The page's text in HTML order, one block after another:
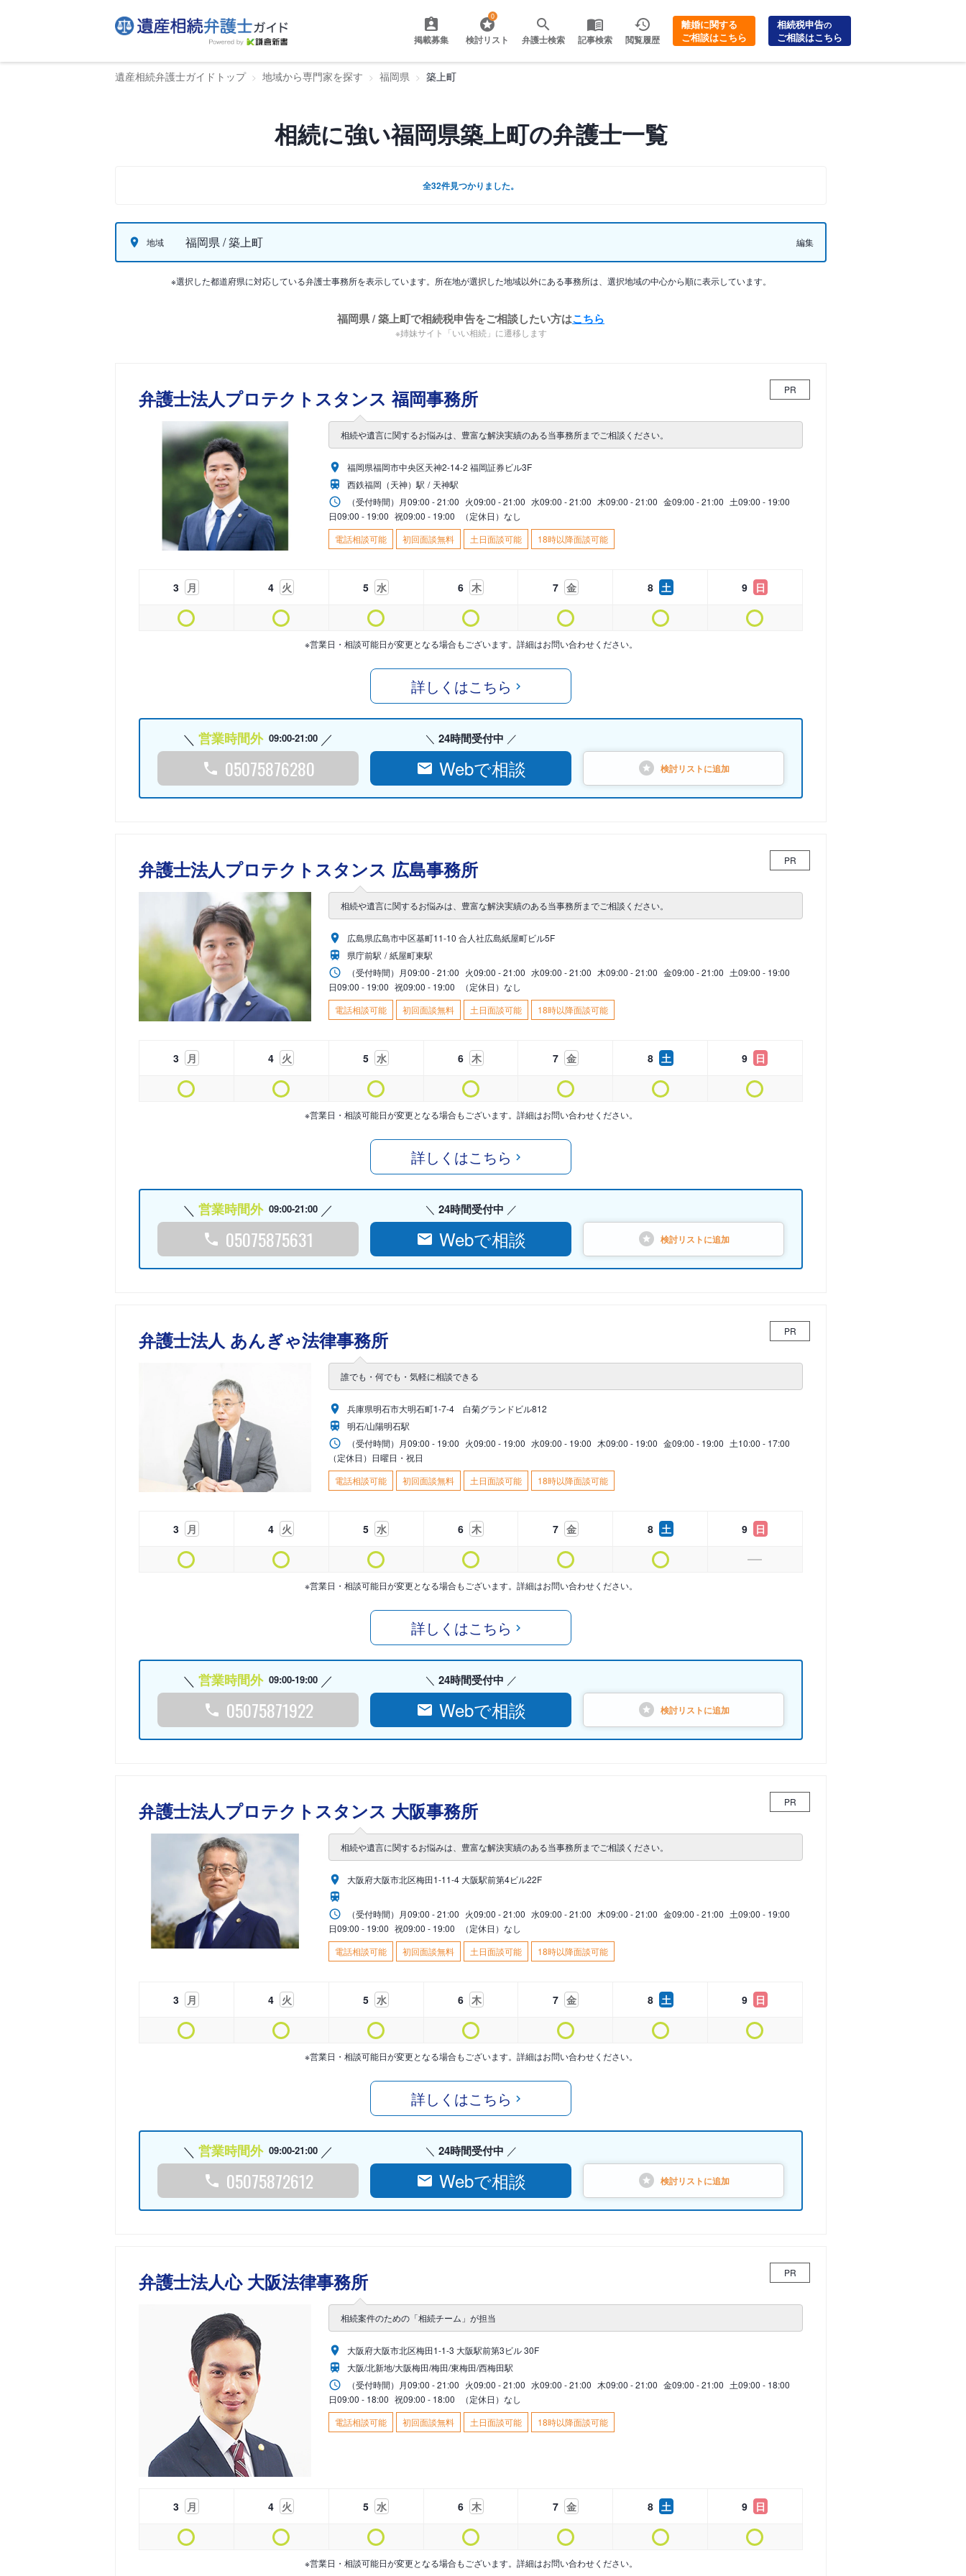
掲載募集
0
検討リスト 弁護士検索 記事検索 閲覧履歴
離婚に関する
ご相談はこちら
相続税申告の
ご相談はこちら
遺産相続弁護士ガイドトップ 地域から専門家を探す 福岡県 築上町
相続に強い福岡県築上町の弁護士一覧
全32件見つかりました。
地域 福岡県 / 築上町 編集
※選択した都道府県に対応している弁護士事務所を表示しています。所在地が選択した地域以外にある事務所は、選択地域の中心から順に表示しています。
福岡県 / 築上町で相続税申告をご相談したい方はこちら
※姉妹サイト「いい相続」に遷移します
弁護士法人プロテクトスタンス 福岡事務所 PR
相続や遺言に関するお悩みは、豊富な解決実績のある当事務所までご相談ください。
福岡県福岡市中央区天神2-14-2 福岡証券ビル3F
西鉄福岡（天神）駅
天神駅
（受付時間） 月09:00 - 21:00 火09:00 - 21:00 水09:00 - 21:00 木09:00 - 21:00 金09:00 - 21:00 土09:00 - 19:00
日09:00 - 19:00 祝09:00 - 19:00
（定休日）なし
電話相談可能
初回面談無料 土日面談可能 18時以降面談可能
3 月 4 火 5 水 6 木 7 金 8 土 9 日
※営業日・相談可能日が変更となる場合もございます。詳細はお問い合わせください。
詳しくはこちら
営業時間外 09:00-21:00
05075876280
24時間受付中
Webで相談 検討リストに追加
弁護士法人プロテクトスタンス 広島事務所 PR
相続や遺言に関するお悩みは、豊富な解決実績のある当事務所までご相談ください。
広島県広島市中区基町11-10 合人社広島紙屋町ビル5F
県庁前駅
紙屋町東駅
（受付時間） 月09:00 - 21:00 火09:00 - 21:00 水09:00 - 21:00 木09:00 - 21:00 金09:00 - 21:00 土09:00 - 19:00
日09:00 - 19:00 祝09:00 - 19:00
（定休日）なし
電話相談可能
初回面談無料 土日面談可能 18時以降面談可能
3 月 4 火 5 水 6 木 7 金 8 土 9 日
※営業日・相談可能日が変更となる場合もございます。詳細はお問い合わせください。
詳しくはこちら
営業時間外 09:00-21:00
05075875631
24時間受付中
Webで相談 検討リストに追加
弁護士法人 あんぎゃ法律事務所 PR
誰でも・何でも・気軽に相談できる
兵庫県明石市大明石町1-7-4 白菊グランドビル812
明石/山陽明石駅
（受付時間） 月09:00 - 19:00 火09:00 - 19:00 水09:00 - 19:00 木09:00 - 19:00 金09:00 - 19:00 土10:00 - 17:00
（定休日）日曜日・祝日
電話相談可能
初回面談無料 土日面談可能 18時以降面談可能
3 月 4 火 5 水 6 木 7 金 8 土 9 日
※営業日・相談可能日が変更となる場合もございます。詳細はお問い合わせください。
詳しくはこちら
営業時間外 09:00-19:00
05075871922
24時間受付中
Webで相談 検討リストに追加
弁護士法人プロテクトスタンス 大阪事務所 PR
相続や遺言に関するお悩みは、豊富な解決実績のある当事務所までご相談ください。
大阪府大阪市北区梅田1-11-4 大阪駅前第4ビル22F
（受付時間） 月09:00 - 21:00 火09:00 - 21:00 水09:00 - 21:00 木09:00 - 21:00 金09:00 - 21:00 土09:00 - 19:00
日09:00 - 19:00 祝09:00 - 19:00
（定休日）なし
電話相談可能
初回面談無料 土日面談可能 18時以降面談可能
3 月 4 火 5 水 6 木 7 金 8 土 9 日
※営業日・相談可能日が変更となる場合もございます。詳細はお問い合わせください。
詳しくはこちら
営業時間外 09:00-21:00
05075872612
24時間受付中
Webで相談 検討リストに追加
弁護士法人心 大阪法律事務所 PR
相続案件のための「相続チーム」が担当
大阪府大阪市北区梅田1-1-3 大阪駅前第3ビル 30F
大阪/北新地/大阪梅田/梅田/東梅田/西梅田駅
（受付時間） 月09:00 - 21:00 火09:00 - 21:00 水09:00 - 21:00 木09:00 - 21:00 金09:00 - 21:00 土09:00 - 18:00
日09:00 - 18:00 祝09:00 - 18:00
（定休日）なし
電話相談可能
初回面談無料 土日面談可能 18時以降面談可能
3 月 4 火 5 水 6 木 7 金 8 土 9 日
※営業日・相談可能日が変更となる場合もございます。詳細はお問い合わせください。